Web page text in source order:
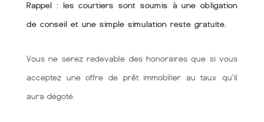
Rappel : les courtiers sont soumis à une obligation
de conseil et une simple simulation reste gratuite.
Vous ne serez redevable des honoraires que si vous
acceptez une offre de prêt immobilier au taux qu'il
aura dégoté.